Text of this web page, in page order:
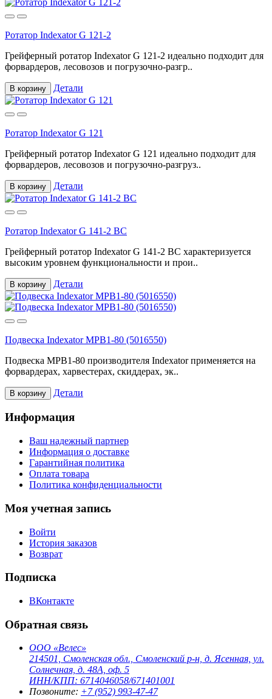
Ротатор Indexator G 121-2
Грейферный ротатор Indexator G 121-2 идеально подходит для
форвардеров, лесовозов и погрузочно-разгр..
В корзину Детали
Ротатор Indexator G 121
Грейферный ротатор Indexator G 121 идеально подходит для
форвардеров, лесовозов и погрузочно-разгруз..
В корзину Детали
Ротатор Indexator G 141-2 BC
Грейферный ротатор Indexator G 141-2 BC характеризуется
высоким уровнем функциональности и прои..
В корзину Детали
Подвеска Indexator MPB1-80 (5016550)
Подвеска MPB1-80 производителя Indexator применяется на
форвардерах, харвестерах, скиддерах, эк..
В корзину Детали
Информация
Ваш надежный партнер
Информация о доставке
Гарантийная политика
Оплата товара
Политика конфиденциальности
Моя учетная запись
Войти
История заказов
Возврат
Подписка
ВКонтакте
Обратная связь
ООО «Велес»
214501, Смоленская обл., Смоленский р-н, д. Ясенная, ул.
Солнечная, д. 48А, оф. 5
ИНН/КПП: 6714046058/671401001
Позвоните: +7 (952) 993-47-47